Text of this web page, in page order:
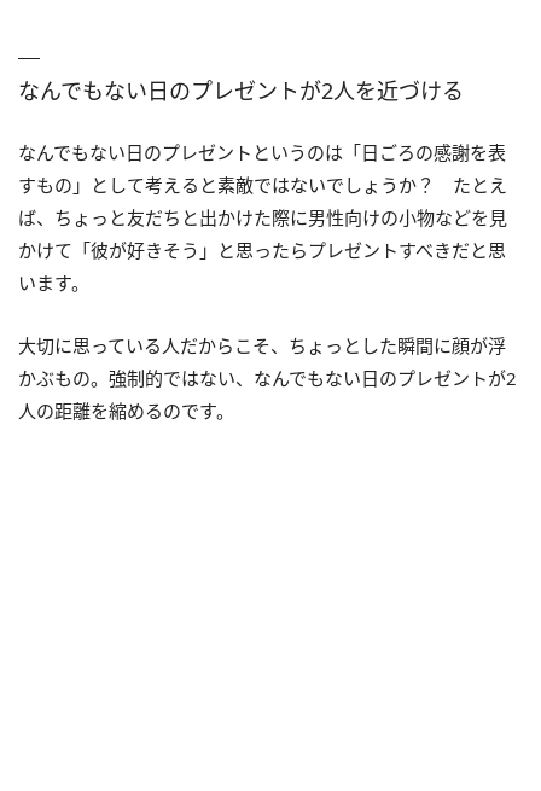
なんでもない日のプレゼントが2人を近づける
なんでもない日のプレゼントというのは「日ごろの感謝を表
すもの」として考えると素敵ではないでしょうか？ たとえ
ば、ちょっと友だちと出かけた際に男性向けの小物などを見
かけて「彼が好きそう」と思ったらプレゼントすべきだと思
います。
大切に思っている人だからこそ、ちょっとした瞬間に顔が浮
かぶもの。強制的ではない、なんでもない日のプレゼントが2
人の距離を縮めるのです。